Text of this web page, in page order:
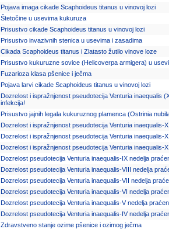
Pojava imaga cikade Scaphoideus titanus u vinovoj lozi
Štetočine u usevima kukuruza
Prisustvo cikade Scaphoideus titanus u vinovoj lozi
Prisustvo invazivnih stenica u usevima i zasadima
Cikada Scaphoideus titanus i Zlatasto žutilo vinove loze
Prisustvo kukuruzne sovice (Helicoverpa armigera) u
Fuzarioza klasa pšenice i ječma
Pojava larvi cikade Scaphoideus titanus u vinovoj lozi
Dozrelost i ispražnjenost pseudotecija Venturia inaequalis
infekcija!
Prisustvo jajnih legala kukuruznog plamenca (Ostrinia
Dozrelost i ispražnjenost pseudotecija Venturia inaequalis-
Dozrelost i ispražnjenost pseudotecija Venturia inaequalis-
Dozrelost i ispražnjenost pseudotecija Venturia inaequalis-
Dozrelost pseudotecija Venturia inaequalis-IX nedelja
Dozrelost pseudotecija Venturia inaequalis-VIII nedelja
Dozrelost pseudotecija Venturia inaequalis-VII nedelja
Dozrelost pseudotecija Venturia inaequalis-VI nedelja
Dozrelost pseudotecija Venturia inaequalis-V nedelja
Dozrelost pseudotecija Venturia inaequalis-IV nedelja
Zdravstveno stanje ozime pšenice i ozimog ječma